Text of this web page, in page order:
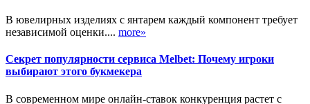
В ювелирных изделиях с янтарем каждый компонент требует
независимой оценки.... more»
Секрет популярности сервиса Melbet: Почему игроки
выбирают этого букмекера
В современном мире онлайн-ставок конкуренция растет с